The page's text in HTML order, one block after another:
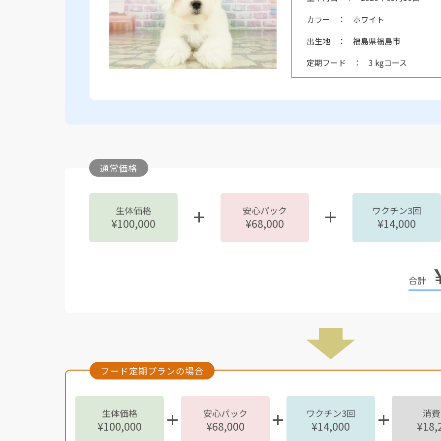
カラー
ホワイト
出生地
福島県福島市
定期フード
3 kgコース
通常価格
生体価格
¥100,000
安心パック
¥68,000
ワクチン3回
¥14,000
フード定期プランの場合
生体価格
¥100,000
安心パック
¥68,000
ワクチン3回
¥14,000
消